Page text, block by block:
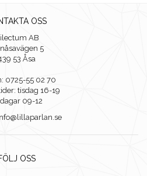
OSS
AB
5
53 Åsa
0725-55 02 70
tisdag 16-19
09-12
OSS